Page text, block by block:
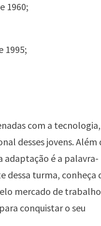
1960;
1995;
com a
desses jovens. Além
adaptação é a palavra-
dessa turma, conheça
mercado de
conquistar o seu